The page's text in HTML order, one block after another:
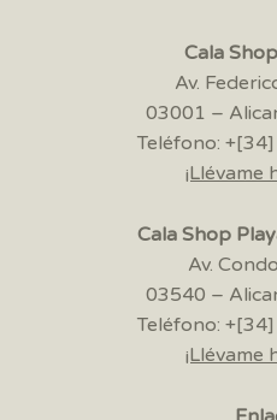
Cala
Av.
03001 –
Teléfono:
¡Llévame
Cala Shop
Av.
03540 –
Teléfono:
¡Llévame